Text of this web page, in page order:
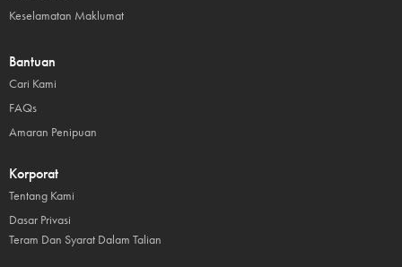
Keselamatan Maklumat
Bantuan
Cari Kami
FAQs
Amaran Penipuan
Korporat
Tentang Kami
Dasar Privasi
Teram Dan Syarat Dalam Talian